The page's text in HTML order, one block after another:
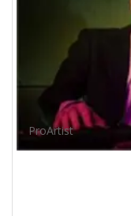
ProArtist